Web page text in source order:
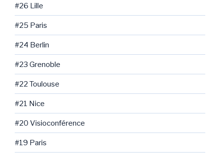
#26 Lille
#25 Paris
#24 Berlin
#23 Grenoble
#22 Toulouse
#21 Nice
#20 Visioconférence
#19 Paris